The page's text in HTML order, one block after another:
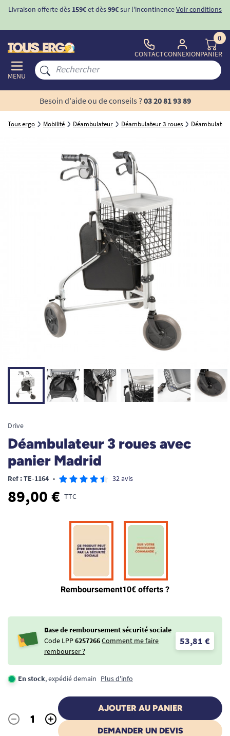
l'incontinenceVoir conditions -10%avec le code "BIENVENUE"
MENU
CONTACTCONNEXION
0
PANIER
Besoin d'aide ou de conseils ? 03 20 81 93 89
Tous ergo Mobilité Déambulateur Déambulateur 3 roues
Drive
Déambulateur 3 roues avec
panier Madrid
Ref : TE-1164 • 32 avis
89,00 € TTC
Base de remboursement sécurité sociale
Code LPP6257266Comment me faire
rembourser ?
53,81 €
En stock, expédié demain Plus d'info
Quantité
- +
AJOUTER AU PANIER
DEMANDER UN DEVIS